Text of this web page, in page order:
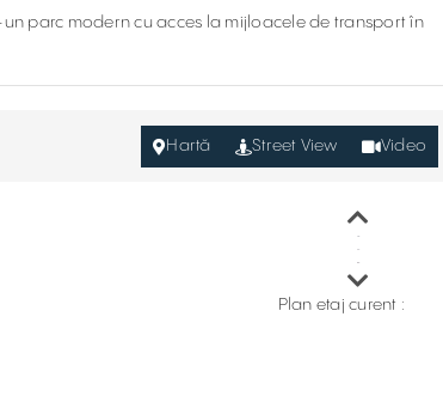
parc modern cu acces la mijloacele de transport în
Hartă Street View Video
Plan etaj curent :